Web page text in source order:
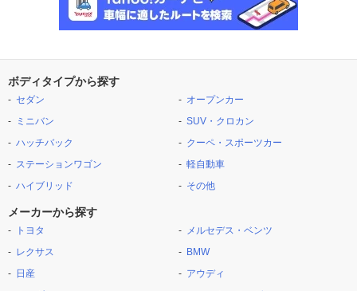
ボディタイプから探す
セダン
ミニバン
ハッチバック
ステーションワゴン
ハイブリッド
オープンカー
SUV・クロカン
クーペ・スポーツカー
軽自動車
その他
メーカーから探す
トヨタ
レクサス
日産
メルセデス・ベンツ
BMW
アウディ